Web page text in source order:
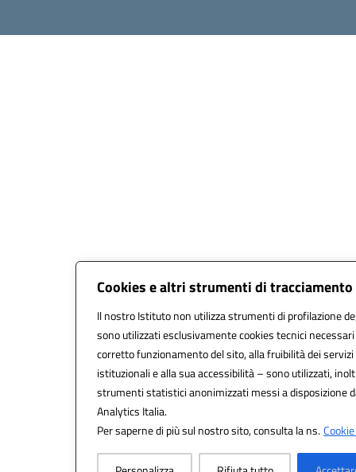
Cookies e altri strumenti di tracciamento
Il nostro Istituto non utilizza strumenti di profilazione
sono utilizzati esclusivamente cookies tecnici
corretto funzionamento del sito, alla fruibilità dei servizi
istituzionali e alla sua accessibilità – sono utilizzati,
strumenti statistici anonimizzati messi a disposizione
Analytics Italia.
Per saperne di più sul nostro sito, consulta la ns.